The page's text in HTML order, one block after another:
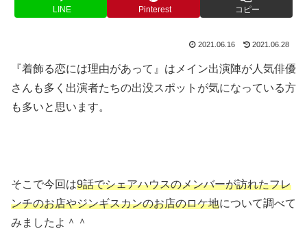
LINE Pinterest コピー
2021.06.16 2021.06.28
『着飾る恋には理由があって』はメイン出演陣が人気俳優
さんも多く出演者たちの出没スポットが気になっている方
も多いと思います。
そこで今回は9話でシェアハウスのメンバーが訪れたフレ
ンチのお店やジンギスカンのお店のロケ地について調べて
みましたよ＾＾